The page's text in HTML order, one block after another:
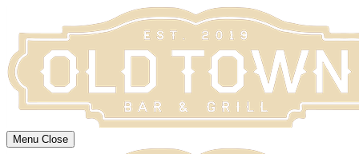
Menu Close